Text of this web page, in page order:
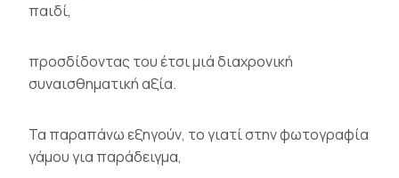
παιδί,
προσδίδοντας του έτσι μιά διαχρονική
συναισθηματική αξία.
Τα παραπάνω εξηγούν, το γιατί στην φωτογραφία
γάμου για παράδειγμα,